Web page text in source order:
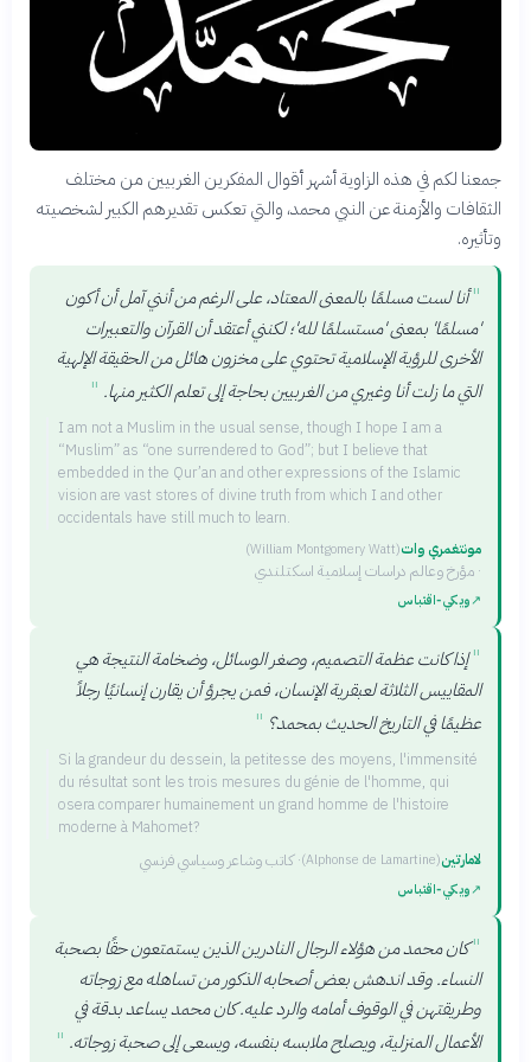
جمعنا لكم في هذه الزاوية أشهر أقوال المفكرين الغربيين من مختلف
الثقافات والأزمنة عن النبي محمد، والتي تعكس تقديرهم الكبير لشخصيته
وتأثيره.
" أنا لست مسلمًا بالمعنى المعتاد، على الرغم من أنني آمل أن أكون
'مسلمًا' بمعنى 'مستسلمًا لله'؛ لكنني أعتقد أن القرآن والتعبيرات
الأخرى للرؤية الإسلامية تحتوي على مخزون هائل من الحقيقة الإلهية
التي ما زلت أنا وغيري من الغربيين بحاجة إلى تعلم الكثير منها. "
I am not a Muslim in the usual sense, though I hope I am a
“Muslim” as “one surrendered to God”; but I believe that
embedded in the Qur’an and other expressions of the Islamic
vision are vast stores of divine truth from which I and other
occidentals have still much to learn.
مونتغمري وات
(William Montgomery Watt)
· مؤرخ وعالم دراسات إسلامية اسكتلندي
↗ويكي‑اقتباس
" إذا كانت عظمة التصميم، وصغر الوسائل، وضخامة النتيجة هي
المقاييس الثلاثة لعبقرية الإنسان، فمن يجرؤ أن يقارن إنسانيًا رجلاً
عظيمًا في التاريخ الحديث بمحمد؟ "
Si la grandeur du dessein, la petitesse des moyens, l'immensité
du résultat sont les trois mesures du génie de l'homme, qui
osera comparer humainement un grand homme de l'histoire
moderne à Mahomet?
لامارتين
(Alphonse de Lamartine)
·كاتب وشاعر وسياسي فرنسي
↗ويكي‑اقتباس
"كان محمد من هؤلاء الرجال النادرين الذين يستمتعون حقًا بصحبة
النساء. وقد اندهش بعض أصحابه الذكور من تساهله مع زوجاته
وطريقتهن في الوقوف أمامه والرد عليه. كان محمد يساعد بدقة في
الأعمال المنزلية، ويصلح ملابسه بنفسه، ويسعى إلى صحبة زوجاته. "